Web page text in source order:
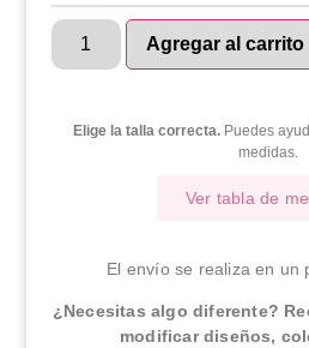
Agregar al carrito
Elige la talla correcta.Puedes
medidas.
Ver tabla de
El envío se realiza en un
¿Necesitas algo diferente?
modificar diseños,